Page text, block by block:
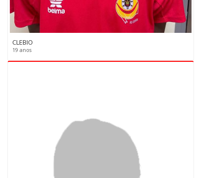
CLEBIO
19 anos